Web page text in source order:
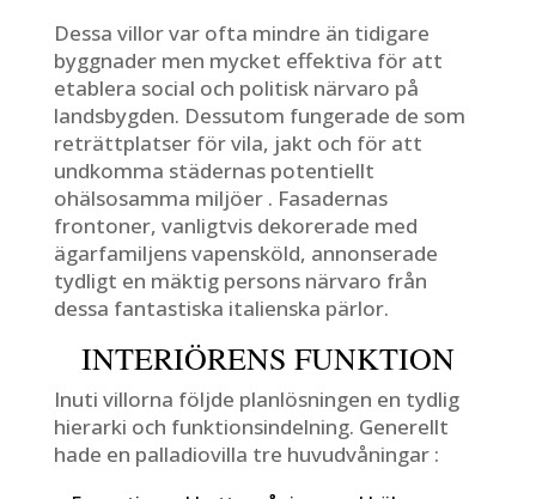
Dessa villor var ofta mindre än tidigare
byggnader men mycket effektiva för att
etablera social och politisk närvaro på
landsbygden. Dessutom fungerade de som
reträttplatser för vila, jakt och för att
undkomma städernas potentiellt
ohälsosamma miljöer . Fasadernas
frontoner, vanligtvis dekorerade med
ägarfamiljens vapensköld, annonserade
tydligt en mäktig persons närvaro från
dessa fantastiska italienska pärlor.
INTERIÖRENS FUNKTION
Inuti villorna följde planlösningen en tydlig
hierarki och funktionsindelning. Generellt
hade en palladiovilla tre huvudvåningar :